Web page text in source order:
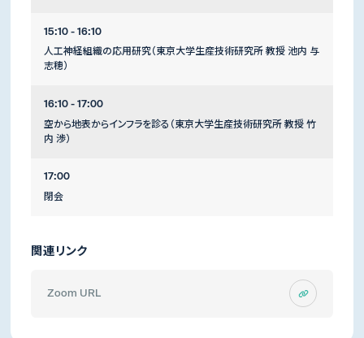
15:10 - 16:10
人工神経組織の応用研究（東京大学生産技術研究所 教授 池内 与
志穂）
16:10 - 17:00
空から地表からインフラを診る（東京大学生産技術研究所 教授 竹
内 渉）
17:00
閉会
関連リンク
Zoom URL